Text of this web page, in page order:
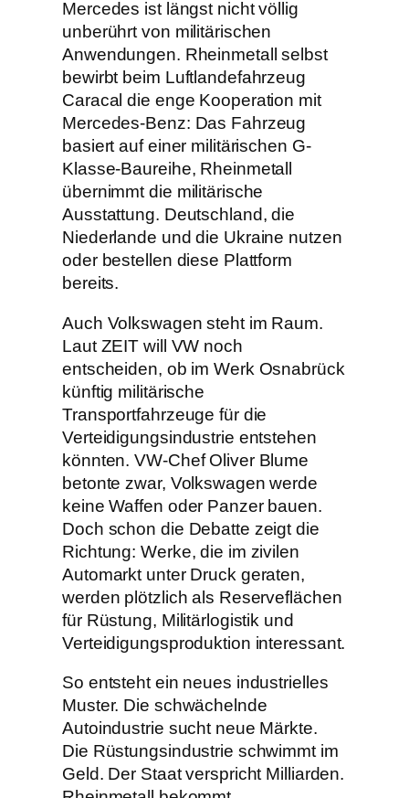
Mercedes ist längst nicht völlig
unberührt von militärischen
Anwendungen. Rheinmetall selbst
bewirbt beim Luftlandefahrzeug
Caracal die enge Kooperation mit
Mercedes-Benz: Das Fahrzeug
basiert auf einer militärischen G-
Klasse-Baureihe, Rheinmetall
übernimmt die militärische
Ausstattung. Deutschland, die
Niederlande und die Ukraine nutzen
oder bestellen diese Plattform
bereits.
Auch Volkswagen steht im Raum.
Laut ZEIT will VW noch
entscheiden, ob im Werk Osnabrück
künftig militärische
Transportfahrzeuge für die
Verteidigungsindustrie entstehen
könnten. VW-Chef Oliver Blume
betonte zwar, Volkswagen werde
keine Waffen oder Panzer bauen.
Doch schon die Debatte zeigt die
Richtung: Werke, die im zivilen
Automarkt unter Druck geraten,
werden plötzlich als Reserveflächen
für Rüstung, Militärlogistik und
Verteidigungsproduktion interessant.
So entsteht ein neues industrielles
Muster. Die schwächelnde
Autoindustrie sucht neue Märkte.
Die Rüstungsindustrie schwimmt im
Geld. Der Staat verspricht Milliarden.